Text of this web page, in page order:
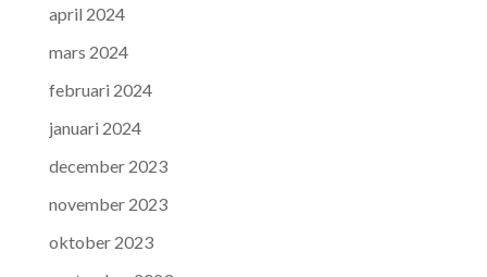
april 2024
mars 2024
februari 2024
januari 2024
december 2023
november 2023
oktober 2023